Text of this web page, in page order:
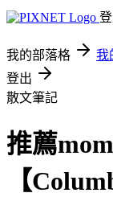
我的部落格 我
登出
散文筆記
推薦
【